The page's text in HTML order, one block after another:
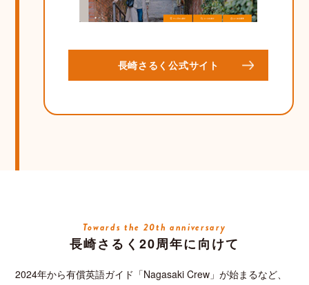
長崎さるく公式サイト
Towards the 20th anniversary
長崎さるく20周年に向けて
2024年から有償英語ガイド「Nagasaki Crew」が始まるなど、